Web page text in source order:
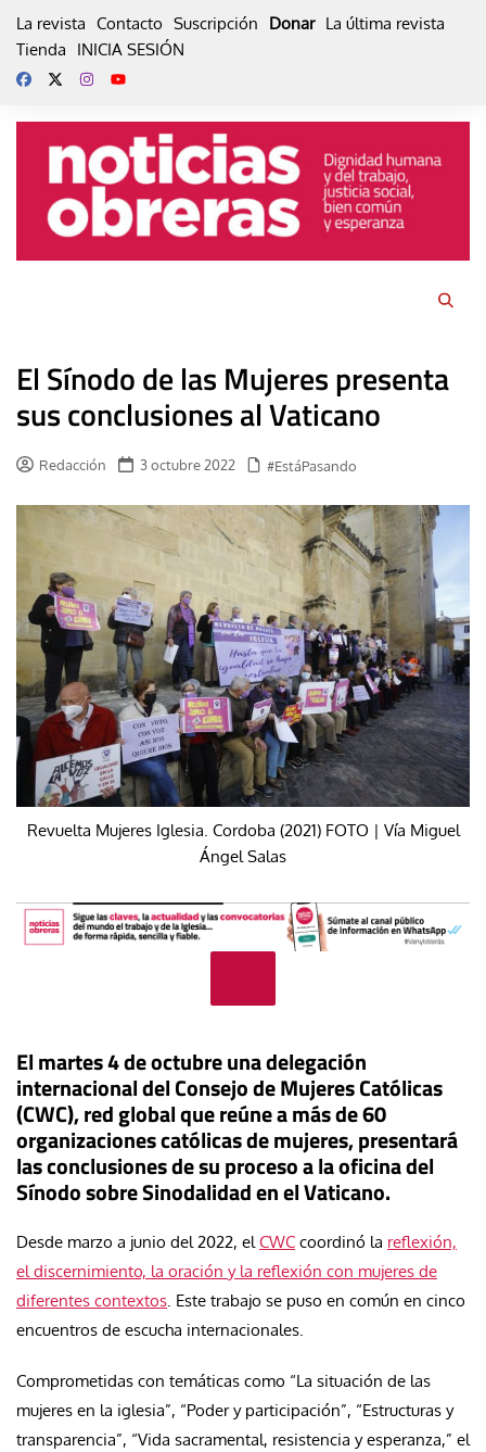
La revista Contacto Suscripción Donar La última revista
Tienda
INICIA SESIÓN
El Sínodo de las Mujeres presenta
sus conclusiones al Vaticano
Redacción 3 octubre 2022 #EstáPasando
Revuelta Mujeres Iglesia. Cordoba (2021) FOTO | Vía Miguel
Ángel Salas
El martes 4 de octubre una delegación
internacional del Consejo de Mujeres Católicas
(CWC), red global que reúne a más de 60
organizaciones católicas de mujeres, presentará
las conclusiones de su proceso a la oficina del
Sínodo sobre Sinodalidad en el Vaticano.
Desde marzo a junio del 2022, elCWC coordinó la reflexión,
el discernimiento, la oración y la reflexión con mujeres de
diferentes contextos. Este trabajo se puso en común en cinco
encuentros de escucha internacionales.
Comprometidas con temáticas como “La situación de las
mujeres en la iglesia”, “Poder y participación”, “Estructuras y
transparencia”, “Vida sacramental, resistencia y esperanza,” el